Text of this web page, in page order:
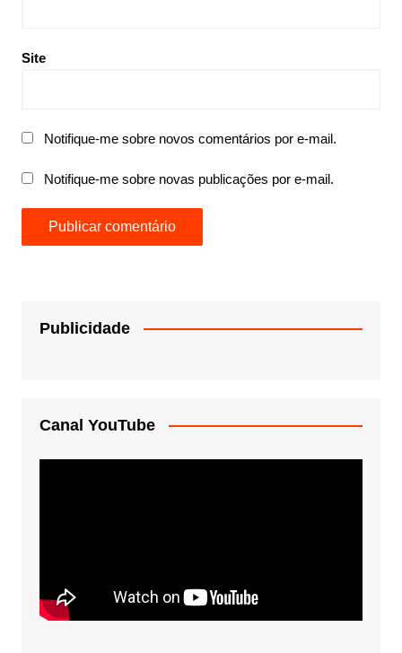
Site
Notifique-me sobre novos comentários por e-mail.
Notifique-me sobre novas publicações por e-mail.
Publicidade
Canal YouTube